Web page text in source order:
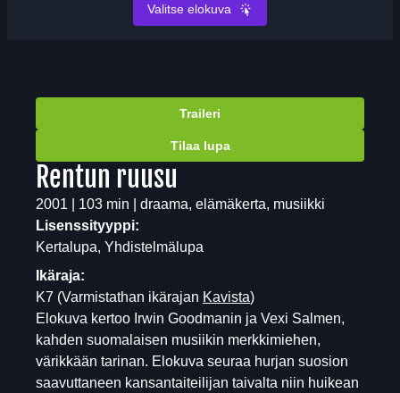
Valitse elokuva
Traileri
Tilaa lupa
Rentun ruusu
2001 | 103 min | draama, elämäkerta, musiikki
Lisenssityyppi:
Kertalupa, Yhdistelmälupa
Ikäraja:
K7 (Varmistathan ikärajan Kavista)
Elokuva kertoo Irwin Goodmanin ja Vexi Salmen,
kahden suomalaisen musiikin merkkimiehen,
värikkään tarinan. Elokuva seuraa hurjan suosion
saavuttaneen kansantaiteilijan taivalta niin huikean